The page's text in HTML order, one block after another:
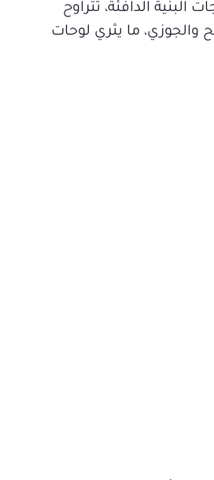
البنية الدافئة، تتراوح
والجوزي، ما يثري لوحات